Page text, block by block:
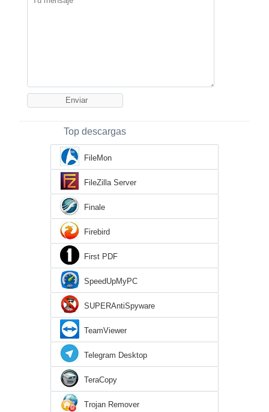
Top descargas
FileMon
FileZilla Server
Finale
Firebird
First PDF
SpeedUpMyPC
SUPERAntiSpyware
TeamViewer
Telegram Desktop
TeraCopy
Trojan Remover